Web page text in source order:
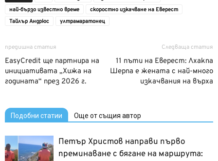
най-бързо известно време
скоростно изкачване на Еверест
Тайлър Андрюс
ултрамаратонец
предишна статия
EasyCredit ще партнира на
инициативата „Хижа на
годината“ през 2026 г.
Следваща статия
11 пъти на Еверест: Лхакпа
Шерпа е жената с най-много
изкачвания на върха
Подобни статии Още от същия автор
Петър Христов направи първо
преминаване с бягане на маршрута: